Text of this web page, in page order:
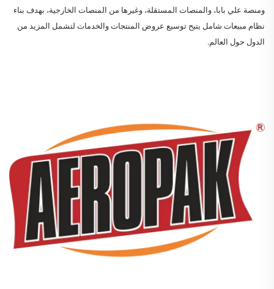
ومنصة علي بابا، والمنصات المستقلة، وغيرها من المنصات الخارجية، بهدف بناء
نظام مبيعات شامل يتيح توسيع عروض المنتجات والخدمات لتشمل المزيد من
الدول حول العالم.